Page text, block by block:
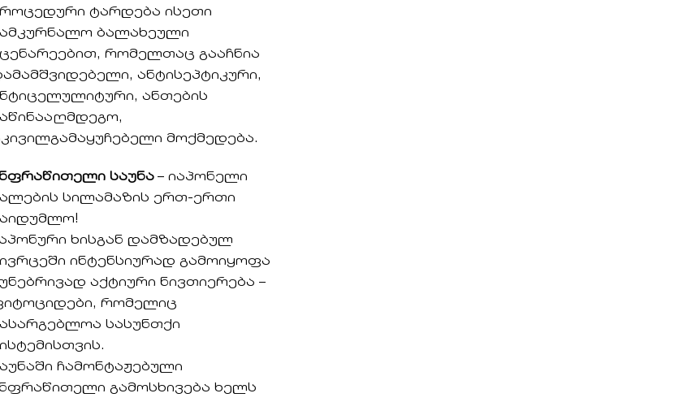
ტარდება ისეთი
ბალახეული
რომელთაც გააჩნია
ანტისეპტიკური,
ანთების
მოქმედება.
საუნა – იაპონელი
სილამაზის ერთ-ერთი
ხისგან დამზადებულ
ინტენსიურად გამოიყოფა
აქტიური ნივთიერება –
რომელიც
სასუნთქი
ჩამონტაჟებული
გამოსხივება ხელს